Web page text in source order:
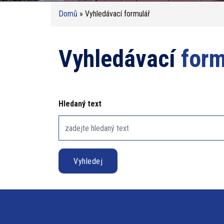
Domů » Vyhledávací formulář
Vyhledávací
Hledaný text
Vyhledej